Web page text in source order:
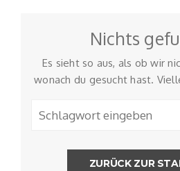
Nichts
Es sieht so aus, als ob wir
wonach du gesucht hast.
ZURÜCK ZUR